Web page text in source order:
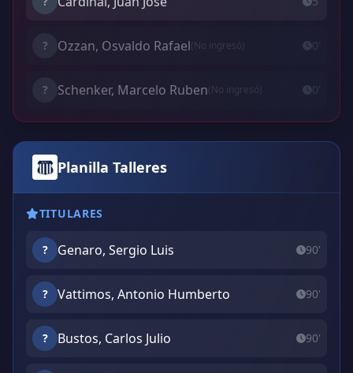
? Ozzan, Osvaldo Rafael(No ingresó) 0'
? Schenker, Marcelo Ruben(No ingresó) 0'
Planilla Talleres
TITULARES
? Genaro, Sergio Luis 90'
? Vattimos, Antonio Humberto 90'
? Bustos, Carlos Julio 90'